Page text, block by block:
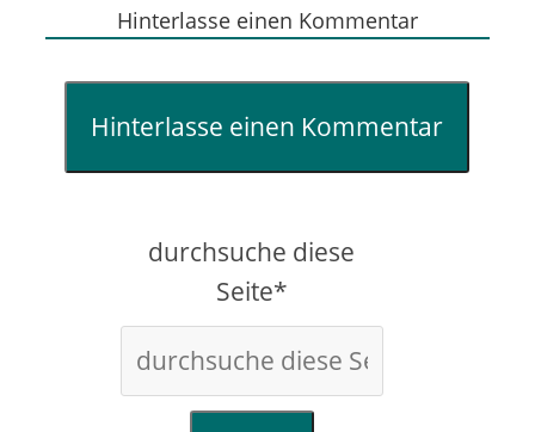
Hinterlasse einen Kommentar
Hinterlasse einen Kommentar
durchsuche diese
Seite*